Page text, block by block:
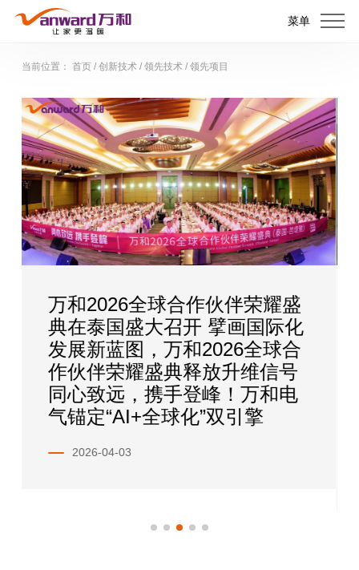
菜单
当前位置： 首页/ 创新技术/ 领先技术/ 领先项目
和2026全球合作伙伴荣耀盛
在泰国盛大召开 擘画国际化
展新蓝图，万和2026全球合
伙伴荣耀盛典释放升维信号
心致远，携手登峰！万和电
锚定“AI+全球化”双引擎
2026-04-03